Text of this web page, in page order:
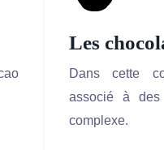
Les
Dans cette
associé à des
complexe.